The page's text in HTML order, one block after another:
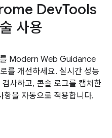
DevTools
사용
Modern Web Guidance
를 개선하세요. 실시간 성능
사하고, 콘솔 로그를 캡처한
항을 자동으로 적용합니다.